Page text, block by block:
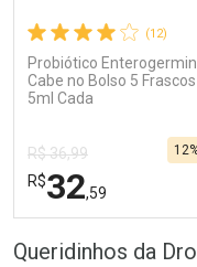
(12)
Probiótico
Cabe no Bolso 5
5ml Cada
R$ 36,99
R$32,59
Queridinhos da